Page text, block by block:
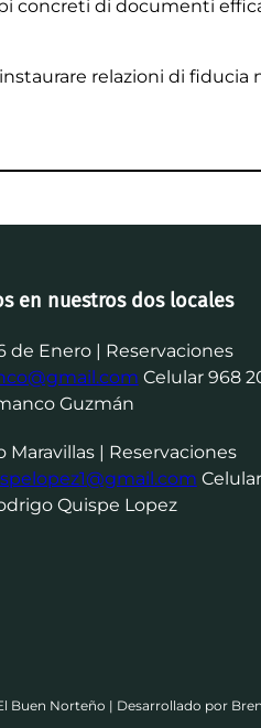
concreti di documenti
relazioni di
en nuestros dos locales
de Enero | Reservaciones
Celular 968
Guzmán
Maravillas | Reservaciones
Quispe Lopez
Buen Norteño | Desarrollado por